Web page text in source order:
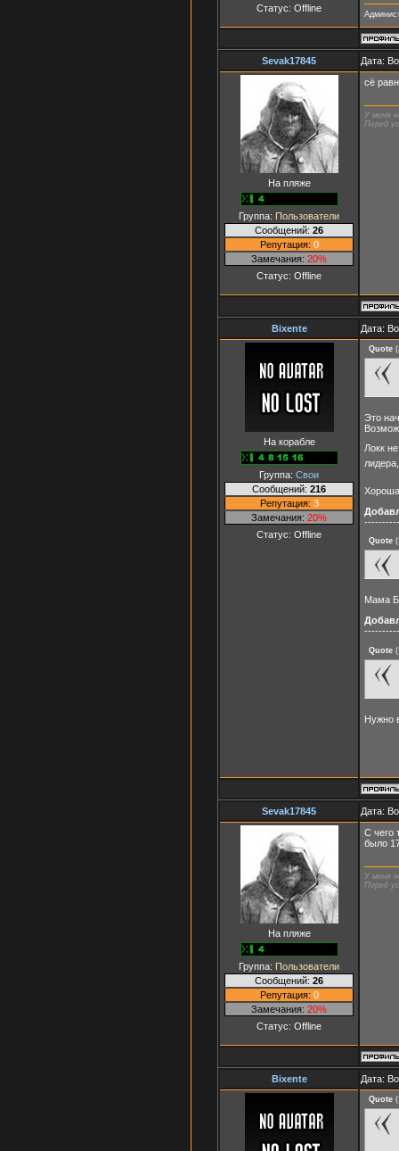
Статус: Offline
Sevak17845 Дата:
На пляже
Группа: Пользователи
Сообщений: 26
Репутация: 0
Замечания: 20%
Статус: Offline
сё
У меня
Перед
Bixente Дата:
На корабле
Группа: Свои
Сообщений: 216
Репутация: 3
Замечания: 20%
Статус: Offline
Quote (
Это
Локк
Quote (
Мама
Quote (
Нужно
Sevak17845 Дата:
На пляже
Группа: Пользователи
Сообщений: 26
Репутация: 0
Замечания: 20%
Статус: Offline
С чего
было
У меня
Перед
Bixente Дата:
Quote (